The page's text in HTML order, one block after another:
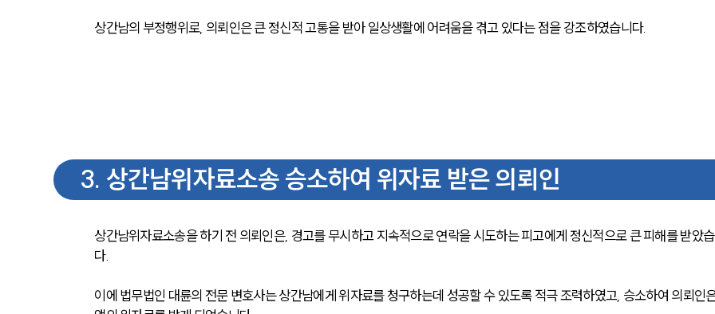
상간남의 부정행위로, 의뢰인은 큰 정신적 고통을 받아 일상생활에 어려움을 겪고 있다는 점을 강조하였습니다.
3. 상간남위자료소송 승소하여 위자료 받은 의뢰인
상간남위자료소송을 하기 전 의뢰인은, 경고를 무시하고 지속적으로 연락을 시도하는 피고에게 정신적으로 큰 피해를 받았습
다.
이에 법무법인 대륜의 전문 변호사는 상간남에게 위자료를 청구하는데 성공할 수 있도록 적극 조력하였고, 승소하여 의뢰인